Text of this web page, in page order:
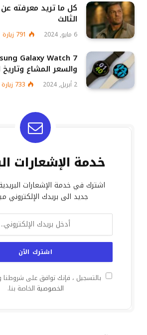
الثالث
6 مايو, 2024 791 زيارة
والسعر المشاع وتاريخ
2 أبريل, 2024 733 زيارة
خدمة الإشعارات
اشترك في خدمة الإشعارات
جديد الى بريدك الإلكتروني
بالتسجيل ، فإنك توافق على شروطنا
الخصوصية الخاصة بنا.